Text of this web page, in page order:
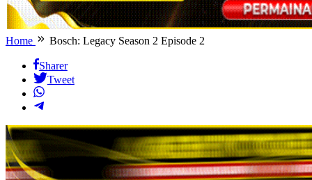
Home Bosch: Legacy Season 2 Episode 2
Sharer
Tweet